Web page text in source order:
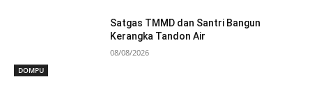
DOMPU
Satgas TMMD dan Santri Bangun
Kerangka Tandon Air
08/08/2026